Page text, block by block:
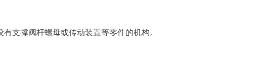
支撑阀杆螺母或传动装置等零件的机构。